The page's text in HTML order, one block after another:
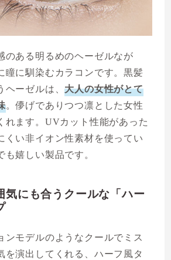
のある明るめのヘーゼルなが
瞳に馴染むカラコンです。黒髪
ヘーゼルは、大人の女性がとて
。儚げでありつつ凛とした女性
れます。UVカット性能があった
くい非イオン性素材を使ってい
も嬉しい製品です。
気にも合うクールな「ハー
ンモデルのようなクールでミス
を演出してくれる、ハーフ風タ